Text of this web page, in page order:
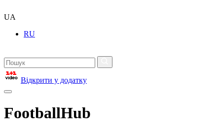
UA
RU
Відкрити у додатку
FootballHub